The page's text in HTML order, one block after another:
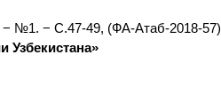
− №1. − С.47-49, (ФА-Атаб-2018-57)
Узбекистана»